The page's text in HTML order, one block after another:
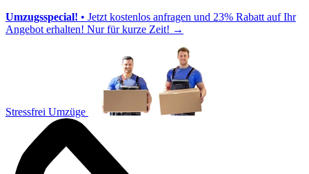
Umzugsspecial! • Jetzt kostenlos anfragen und 23% Rabatt auf Ihr
Angebot erhalten! Nur für kurze Zeit! →
Stressfrei Umzüge